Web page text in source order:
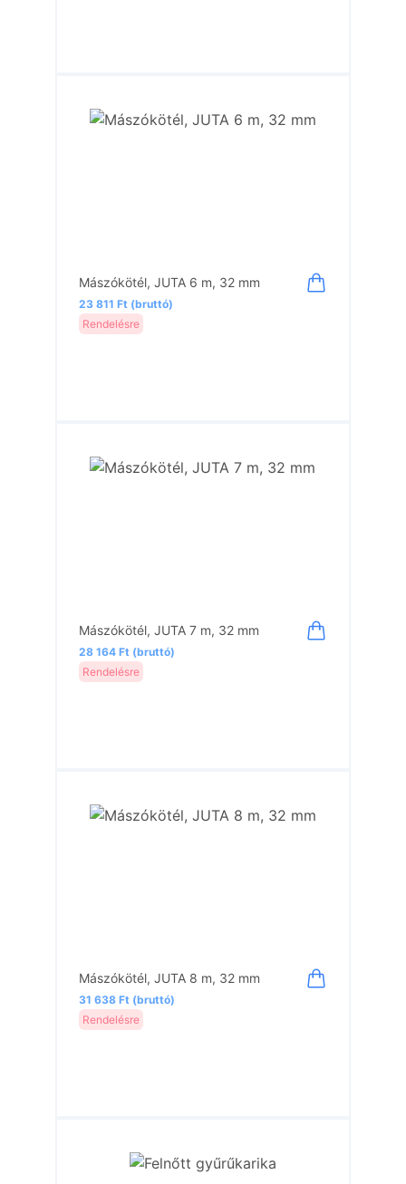
Mászókötél, JUTA 6 m, 32 mm
23 811 Ft (bruttó)
Rendelésre
Mászókötél, JUTA 7 m, 32 mm
28 164 Ft (bruttó)
Rendelésre
Mászókötél, JUTA 8 m, 32 mm
31 638 Ft (bruttó)
Rendelésre